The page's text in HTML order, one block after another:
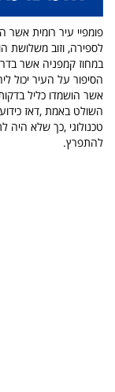
לספירה, וזוב משלושת
במחוז קמפניה אשר
הסיפור על העיר יכול
אשר הושמדו כליל
השולט באמת ,דאז
טכנולוגי ,כך שלא
להתפרץ.